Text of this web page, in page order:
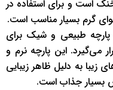
است و برای استفاده در
گرم بسیار مناسب است.
پارچه طبیعی و شیک برای
می‌گیرد. این پارچه نرم و
به دلیل ظاهر زیبایی
بسیار جذاب است.